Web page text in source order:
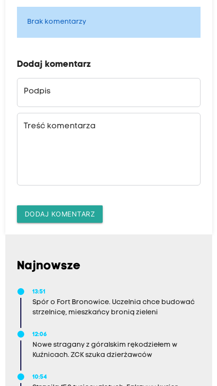
Brak komentarzy
Dodaj komentarz
Podpis
Treść komentarza
DODAJ KOMENTARZ
Najnowsze
13:51
Spór o Fort Bronowice. Uczelnia chce budować
strzelnicę, mieszkańcy bronią zieleni
12:06
Nowe stragany z góralskim rękodziełem w
Kuźnicach. ZCK szuka dzierżawców
10:54